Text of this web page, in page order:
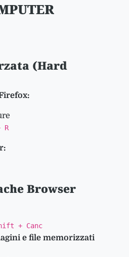
(Hard
R
Browser
+ Canc
e file memorizzati